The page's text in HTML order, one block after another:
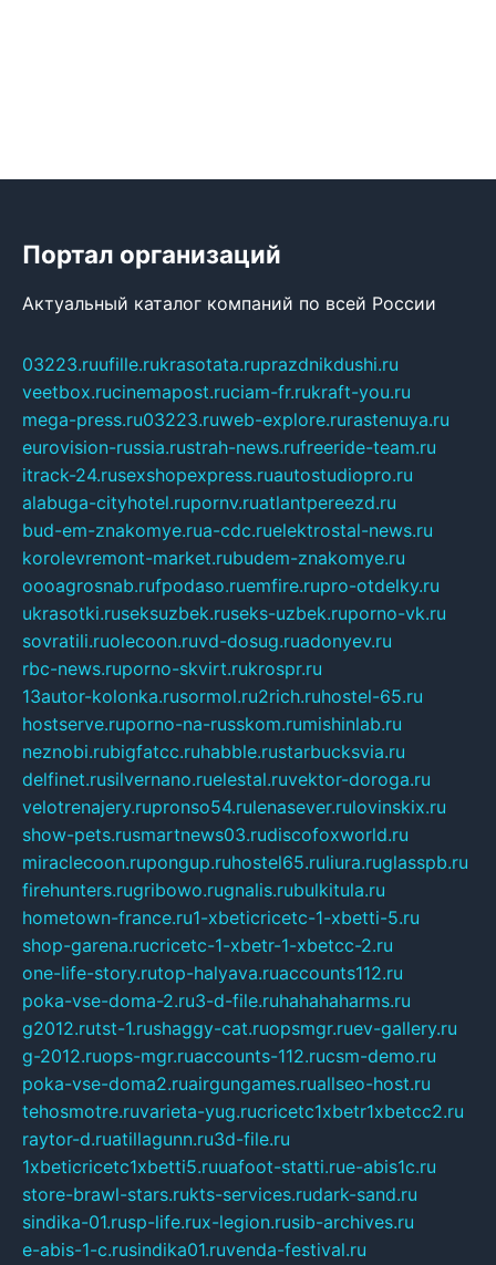
Портал организаций
Актуальный каталог компаний по всей России
03223.ruufille.rukrasotata.ruprazdnikdushi.ru
veetbox.rucinemapost.ruciam-fr.rukraft-you.ru
mega-press.ru03223.ruweb-explore.rurastenuya.ru
eurovision-russia.rustrah-news.rufreeride-team.ru
itrack-24.rusexshopexpress.ruautostudiopro.ru
alabuga-cityhotel.rupornv.ruatlantpereezd.ru
bud-em-znakomye.rua-cdc.ruelektrostal-news.ru
korolevremont-market.rubudem-znakomye.ru
oooagrosnab.rufpodaso.ruemfire.rupro-otdelky.ru
ukrasotki.ruseksuzbek.ruseks-uzbek.ruporno-vk.ru
sovratili.ruolecoon.ruvd-dosug.ruadonyev.ru
rbc-news.ruporno-skvirt.rukrospr.ru
13autor-kolonka.rusormol.ru2rich.ruhostel-65.ru
hostserve.ruporno-na-russkom.rumishinlab.ru
neznobi.rubigfatcc.ruhabble.rustarbucksvia.ru
delfinet.rusilvernano.ruelestal.ruvektor-doroga.ru
velotrenajery.rupronso54.rulenasever.rulovinskix.ru
show-pets.rusmartnews03.rudiscofoxworld.ru
miraclecoon.rupongup.ruhostel65.ruliura.ruglasspb.ru
firehunters.rugribowo.rugnalis.rubulkitula.ru
hometown-france.ru1-xbeticricetc-1-xbetti-5.ru
shop-garena.rucricetc-1-xbetr-1-xbetcc-2.ru
one-life-story.rutop-halyava.ruaccounts112.ru
poka-vse-doma-2.ru3-d-file.ruhahahaharms.ru
g2012.rutst-1.rushaggy-cat.ruopsmgr.ruev-gallery.ru
g-2012.ruops-mgr.ruaccounts-112.rucsm-demo.ru
poka-vse-doma2.ruairgungames.ruallseo-host.ru
tehosmotre.ruvarieta-yug.rucricetc1xbetr1xbetcc2.ru
raytor-d.ruatillagunn.ru3d-file.ru
1xbeticricetc1xbetti5.ruuafoot-statti.rue-abis1c.ru
store-brawl-stars.rukts-services.rudark-sand.ru
sindika-01.rusp-life.rux-legion.rusib-archives.ru
e-abis-1-c.rusindika01.ruvenda-festival.ru